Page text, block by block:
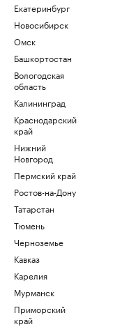
Екатеринбург
Новосибирск
Омск
Башкортостан
Вологодская
область
Калининград
Краснодарский
край
Нижний
Новгород
Пермский край
Ростов-на-Дону
Татарстан
Тюмень
Черноземье
Кавказ
Карелия
Мурманск
Приморский
край